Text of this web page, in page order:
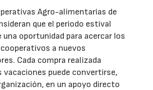
Agro-alimentarias de
que el periodo estival
oportunidad para acercar los
a nuevos
Cada compra realizada
vacaciones puede convertirse,
en un apoyo directo